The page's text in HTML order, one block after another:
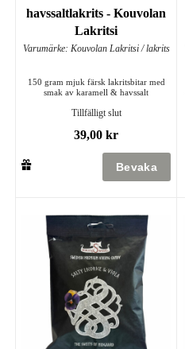
havssaltlakrits - Kouvolan
Lakritsi
Varumärke: Kouvolan Lakritsi / lakrits
150 gram mjuk färsk lakritsbitar med
smak av karamell & havssalt
Tillfälligt slut
39,00 kr